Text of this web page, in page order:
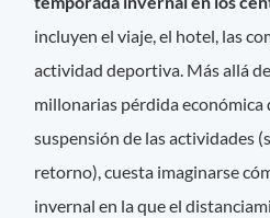
incluyen el viaje, el hotel, las
actividad deportiva. Más allá
millonarias pérdida económica
suspensión de las actividades
retorno), cuesta imaginarse
invernal en la que el